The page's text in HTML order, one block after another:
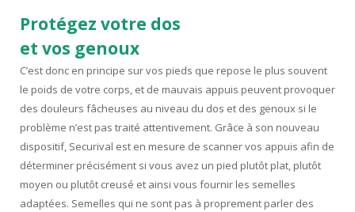
Protégez votre dos
et vos genoux
C’est donc en principe sur vos pieds que repose le plus souvent
le poids de votre corps, et de mauvais appuis peuvent provoquer
des douleurs fâcheuses au niveau du dos et des genoux si le
problème n’est pas traité attentivement. Grâce à son nouveau
dispositif, Securival est en mesure de scanner vos appuis afin de
déterminer précisément si vous avez un pied plutôt plat, plutôt
moyen ou plutôt creusé et ainsi vous fournir les semelles
adaptées. Semelles qui ne sont pas à proprement parler des